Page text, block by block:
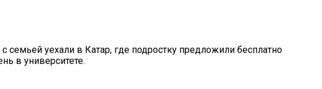
семьей уехали в Катар, где подростку предложили бесплатно
в университете.